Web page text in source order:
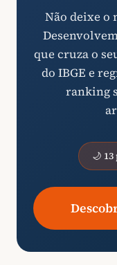
Não deixe o
que cruza o
do IBGE e
ranking
🌙